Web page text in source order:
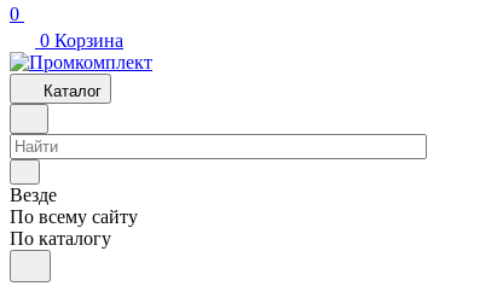
0
0 Корзина
Каталог
Везде
По всему сайту
По каталогу